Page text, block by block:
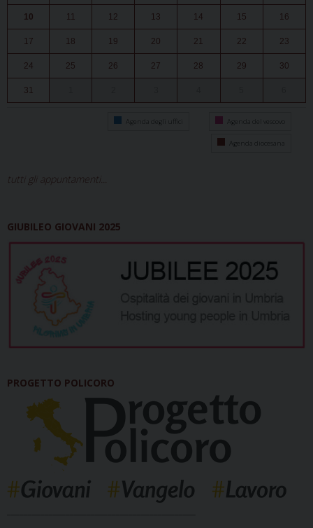
10 11 12 13 14 15 16
17 18 19 20 21 22 23
24 25 26 27 28 29 30
31
Agenda degli uffici Agenda del vescovo
Agenda diocesana
tutti gli appuntamenti...
GIUBILEO GIOVANI 2025
PROGETTO POLICORO